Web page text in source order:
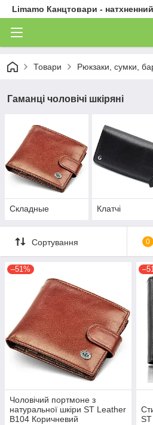
Limamo Канцтовари -
Товари Рюкзаки, сумки,
Гаманці чоловічі шкіряні
Складные Клатчі
Сортування 0
–51%
Чоловічий портмоне з
натуральної шкіри ST Leather
B104 Коричневий